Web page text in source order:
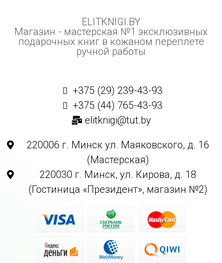
ELITKNIGI.BY
Магазин - мастерская №1 эксклюзивных
подарочных книг в кожаном переплете
ручной работы
+375 (29) 239-43-93
+375 (44) 765-43-93
elitknigi@tut.by
220006 г. Минск ул. Маяковского, д. 16
(Мастерская)
220030 г. Минск, ул. Кирова, д. 18
(Гостиница «Президент», магазин №2)